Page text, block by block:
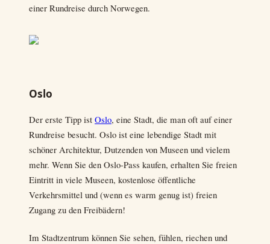
einer Rundreise durch Norwegen.
Oslo
Der erste Tipp ist Oslo, eine Stadt, die man oft auf einer
Rundreise besucht. Oslo ist eine lebendige Stadt mit
schöner Architektur, Dutzenden von Museen und vielem
mehr. Wenn Sie den Oslo-Pass kaufen, erhalten Sie freien
Eintritt in viele Museen, kostenlose öffentliche
Verkehrsmittel und (wenn es warm genug ist) freien
Zugang zu den Freibädern!
Im Stadtzentrum können Sie sehen, fühlen, riechen und